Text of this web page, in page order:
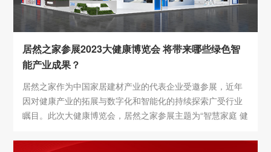
居然之家参展2023大健康博览会 将带来哪些绿色智
能产业成果？
居然之家作为中国家居建材产业的代表企业受邀参展，近年
因对健康产业的拓展与数字化和智能化的持续探索广受行业
瞩目。此次大健康博览会，居然之家参展主题为“智慧家庭 健
风貌对外焕新品牌理念，深度诠释“大健康+大家居“的业务融